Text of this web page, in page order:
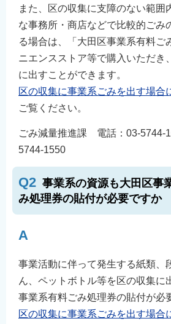
また、区の収集に支障のない範囲
な事務所・商店などで比較的ごみ
る場合は、「大田区事業系有料ご
ニエンスストア等で購入いただき
に出すことができます。
区の収集に事業系ごみを出す場合
ご覧ください。
ごみ減量推進課 電話：03-
5744-1550
Q2 事業系の資源も大田区事
み処理券の貼付が必要ですか
A
事業活動に伴って発生する紙類、
ん、ペットボトル等を区の収集に
事業系有料ごみ処理券の貼付が必
区の収集に事業系ごみを出す場合
한국어
नेपाली
Filipino